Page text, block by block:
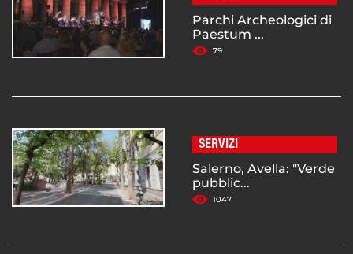
Parchi Archeologici di
Paestum ...
79
SERVIZI
Salerno, Avella: "Verde
pubblic...
1047